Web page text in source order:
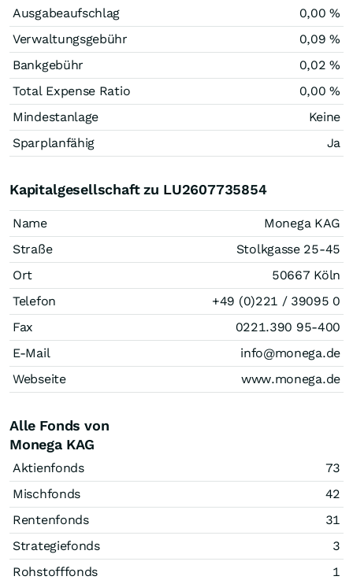
Ausgabeaufschlag
0,00 %
Verwaltungsgebühr
0,09 %
Bankgebühr
0,02 %
Total Expense Ratio
0,00 %
Mindestanlage
Keine
Sparplanfähig
Ja
Kapitalgesellschaft zu LU2607735854
Name
Monega KAG
Straße
Stolkgasse 25-45
Ort
50667 Köln
Telefon
+49 (0)221 / 39095 0
Fax
0221.390 95-400
E-Mail
info@monega.de
Webseite
www.monega.de
Alle Fonds von
Monega KAG
Aktienfonds
73
Mischfonds
42
Rentenfonds
31
Strategiefonds
3
Rohstofffonds
1